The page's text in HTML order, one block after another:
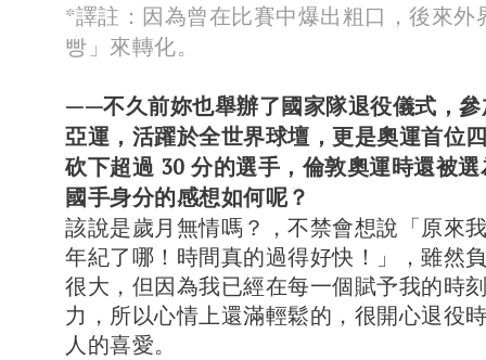
*譯註：因為曾在比賽中爆出粗口，後來外
빵」來轉化。
——不久前妳也舉辦了國家隊退役儀式，
亞運，活躍於全世界球壇，更是奧運首位
砍下超過 30 分的選手，倫敦奧運時還被
國手身分的感想如何呢？
該說是歲月無情嗎？，不禁會想說「原來
年紀了哪！時間真的過得好快！」，雖然
很大，但因為我已經在每一個賦予我的時
力，所以心情上還滿輕鬆的，很開心退役
人的喜愛。